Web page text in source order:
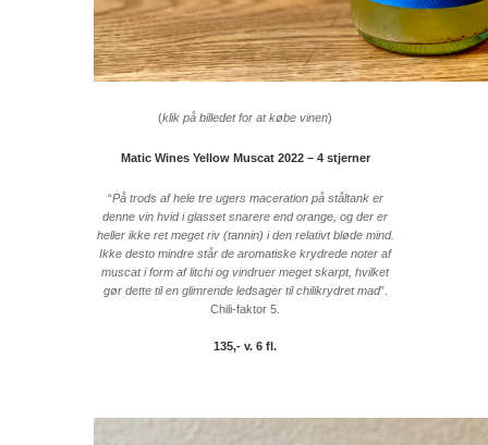
(klik på billedet for at købe vinen)
Matic Wines Yellow Muscat 2022 – 4 stjerner
“På trods af hele tre ugers maceration på ståltank er
denne vin hvid i glasset snarere end orange, og der er
heller ikke ret meget riv (tannin) i den relativt bløde mind.
Ikke desto mindre står de aromatiske krydrede noter af
muscat i form af litchi og vindruer meget skarpt, hvilket
gør dette til en glimrende ledsager til chilikrydret mad”.
Chili-faktor 5.
135,- v. 6 fl.